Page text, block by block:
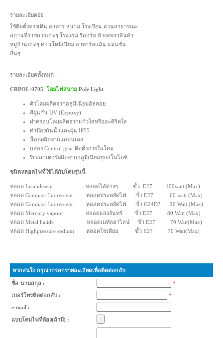
รายละเอียดย่อ :
ใช้ติดตั้งทางเดิน อาคาร สนาม โรงเรียน สวนสาธารณะ
สถานที่ราชการต่างๆ โรงแรม รีสอร์ท ห้างสพรรสินค้า
หมู่บ้านต่างๆ คอนโดมิเนียม อาพาร์ทแม้น แมนชั่น
อื่นๆ
รายละเอียดทั้งหมด :
CRPOL-0705 โคมไฟสนาม Pole Light
ตัวโคมผลิตจากอลูมีเนียมอัลลอย
สีฝุ่นกัน UV (Expoxy)
ฝาครอบโคมผลิตจากแก้วใสหรืออะคิริคใส
ค่าป้องกันน้ำและฝุ่น IP55
น็อตผลิตจากแสตนเลส
กล่อง Control gear ติดตั้งภายในโคม
รีเฟลกเตอร์ผลิตจากอลูมีเนียมชุบอโนไดซ์
ชนิดหลอดไฟที่ใช้ได้กับโคมรุ่นนี้
หลอด Incandesent หลอดไส้ต่างๆ ขั้ว E27 100watt (Max)
หลอด Compact fluorescent หลอดประหยัดไฟ ขั้ว E27 60 watt (Max)
หลอด Compact fluorescent หลอดประหยัดไฟ ขั้ว G24D3 26 Watt (Max)
หลอด Mercury vapour หลอดแสงจันทร์ ขั้ว E27 80 Watt (Max)
หลอด Metal halide หลอดเมทัลฮาไลน์ ขั้ว E27 70 Watt(Max)
หลอด Highpressure sodium หลอดโซเดียม ขั้ว E27 70 Watt(Max)
หากสนใจ กรุณากรอกรายละเอียดเพื่อติดต่อกลับ
ชื่อ-นามสกุล :
*
เบอร์โทรติดต่อกลับ :
*
e-mail :
แบบโคมไฟที่ต้อง(ถ้ามี) :